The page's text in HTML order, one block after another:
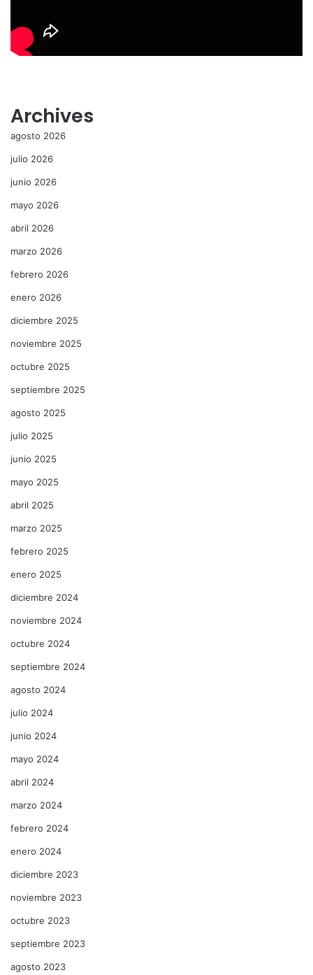
Archives
agosto 2026
julio 2026
junio 2026
mayo 2026
abril 2026
marzo 2026
febrero 2026
enero 2026
diciembre 2025
noviembre 2025
octubre 2025
septiembre 2025
agosto 2025
julio 2025
junio 2025
mayo 2025
abril 2025
marzo 2025
febrero 2025
enero 2025
diciembre 2024
noviembre 2024
octubre 2024
septiembre 2024
agosto 2024
julio 2024
junio 2024
mayo 2024
abril 2024
marzo 2024
febrero 2024
enero 2024
diciembre 2023
noviembre 2023
octubre 2023
septiembre 2023
agosto 2023